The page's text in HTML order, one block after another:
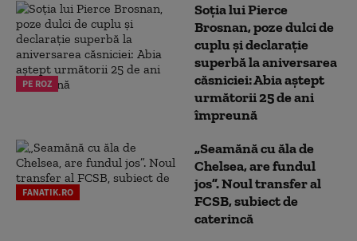
PE ROZ
Soția lui Pierce
Brosnan, poze dulci de
cuplu și declarație
superbă la aniversarea
căsniciei: Abia aștept
următorii 25 de ani
împreună
FANATIK.RO
„Seamănă cu ăla de
Chelsea, are fundul
jos”. Noul transfer al
FCSB, subiect de
caterincă